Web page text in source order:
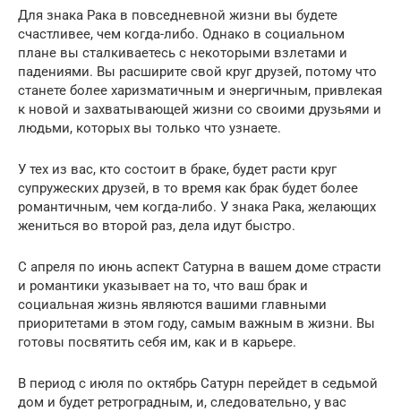
Для знака Рака в повседневной жизни вы будете
счастливее, чем когда-либо. Однако в социальном
плане вы сталкиваетесь с некоторыми взлетами и
падениями. Вы расширите свой круг друзей, потому что
станете более харизматичным и энергичным, привлекая
к новой и захватывающей жизни со своими друзьями и
людьми, которых вы только что узнаете.
У тех из вас, кто состоит в браке, будет расти круг
супружеских друзей, в то время как брак будет более
романтичным, чем когда-либо. У знака Рака, желающих
жениться во второй раз, дела идут быстро.
С апреля по июнь аспект Сатурна в вашем доме страсти
и романтики указывает на то, что ваш брак и
социальная жизнь являются вашими главными
приоритетами в этом году, самым важным в жизни. Вы
готовы посвятить себя им, как и в карьере.
В период с июля по октябрь Сатурн перейдет в седьмой
дом и будет ретроградным, и, следовательно, у вас